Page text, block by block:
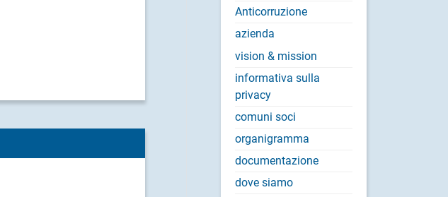
Anticorruzione
azienda
vision & mission
informativa sulla
privacy
comuni soci
organigramma
documentazione
dove siamo